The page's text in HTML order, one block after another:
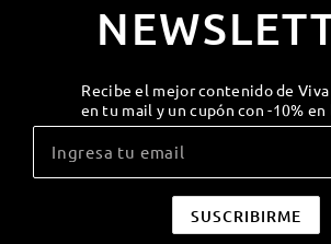
Recibe el mejor contenido de
en tu mail y un cupón con -10%